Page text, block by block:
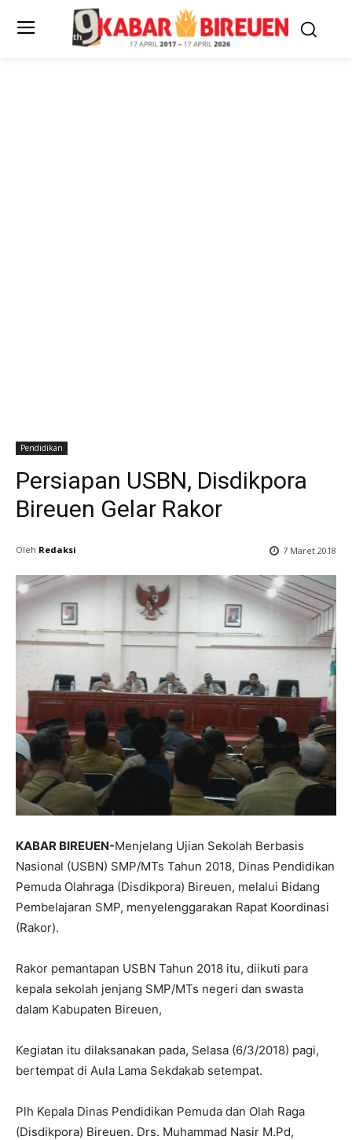
Pendidikan
Persiapan USBN, Disdikpora
Bireuen Gelar Rakor
Oleh Redaksi 7 Maret 2018
KABAR BIREUEN-Menjelang Ujian Sekolah Berbasis
Nasional (USBN) SMP/MTs Tahun 2018, Dinas Pendidikan
Pemuda Olahraga (Disdikpora) Bireuen, melalui Bidang
Pembelajaran SMP, menyelenggarakan Rapat Koordinasi
(Rakor).
Rakor pemantapan USBN Tahun 2018 itu, diikuti para
kepala sekolah jenjang SMP/MTs negeri dan swasta
dalam Kabupaten Bireuen,
Kegiatan itu dilaksanakan pada, Selasa (6/3/2018) pagi,
bertempat di Aula Lama Sekdakab setempat.
Plh Kepala Dinas Pendidikan Pemuda dan Olah Raga
(Disdikpora) Bireuen. Drs. Muhammad Nasir M.Pd,